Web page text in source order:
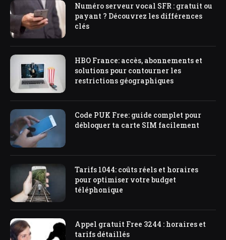
Numéro serveur vocal SFR : gratuit ou
payant ? Découvrez les différences
clés
HBO France: accès, abonnements et
solutions pour contourner les
restrictions géographiques
Code PUK Free: guide complet pour
débloquer ta carte SIM facilement
Tarifs 1044: coûts réels et horaires
pour optimiser votre budget
téléphonique
Appel gratuit Free 3244 : horaires et
tarifs détaillés